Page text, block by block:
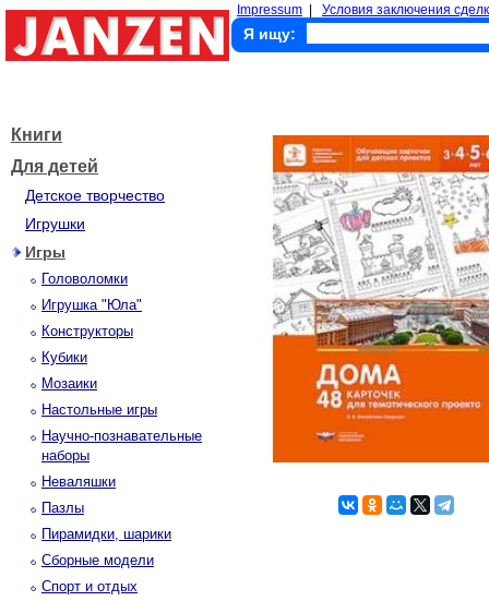
Impressum Условия заключения
Я ищу:
Книги
Для детей
Детское творчество
Игрушки
Игры
Головоломки
Игрушка "Юла"
Конструкторы
Кубики
Мозаики
Настольные игры
Научно-познавательные
наборы
Неваляшки
Пазлы
Пирамидки, шарики
Сборные модели
Спорт и отдых